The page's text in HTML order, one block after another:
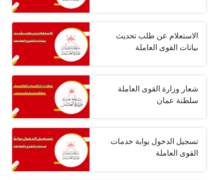
الاستعلام عن طلب تحديث
بيانات القوى العاملة
شعار وزارة القوى العاملة
سلطنة عمان
تسجيل الدخول بوابة خدمات
القوى العاملة